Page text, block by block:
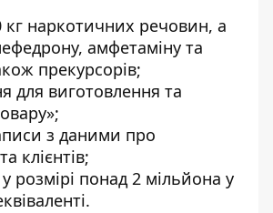
наркотичних речовин, а
амфетаміну та
прекурсорів;
для виготовлення та
з даними про
клієнтів;
розмірі понад 2 мільйона у